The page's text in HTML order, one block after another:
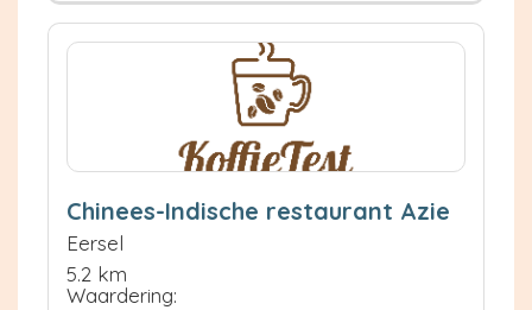
Chinees-Indische restaurant Azie
Eersel
5.2 km
Waardering: